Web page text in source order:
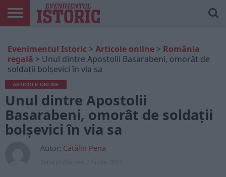
ONLINE
EDIȚII
TIPĂRITE
ISTORIC
PLAY
CONTUL
MEU
Evenimentul Istoric > Articole online > România
regală > Unul dintre Apostolii Basarabeni, omorât de
soldații bolșevici în via sa
ARTICOLE ONLINE
Unul dintre Apostolii
Basarabeni, omorât de soldații
bolșevici în via sa
Autor: Cătălin Pena